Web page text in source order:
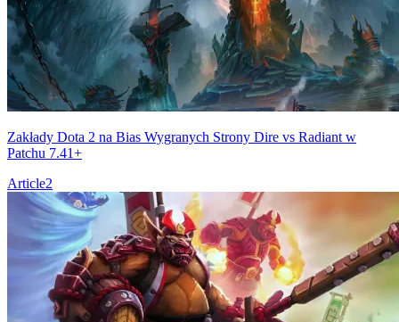
Zakłady Dota 2 na Bias Wygranych Strony Dire vs Radiant w
Patchu 7.41+
Article2